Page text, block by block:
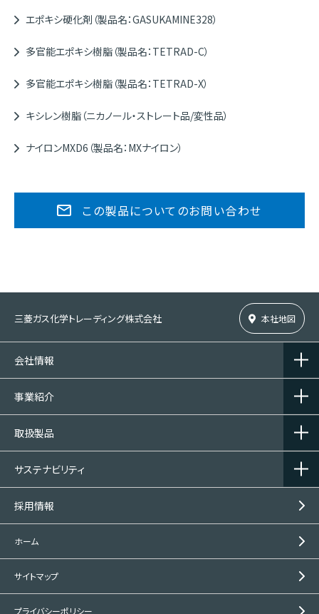
エポキシ硬化剤（製品名：GASUKAMINE328）
多官能エポキシ樹脂（製品名：TETRAD-C）
多官能エポキシ樹脂（製品名：TETRAD-X）
キシレン樹脂（ニカノール・ストレート品/変性品）
ナイロンMXD6（製品名：MXナイロン）
この製品についてのお問い合わせ
三菱ガス化学トレーディング株式会社 本社地図
会社情報
事業紹介
取扱製品
サステナビリティ
採用情報
ホーム
サイトマップ
プライバシーポリシー